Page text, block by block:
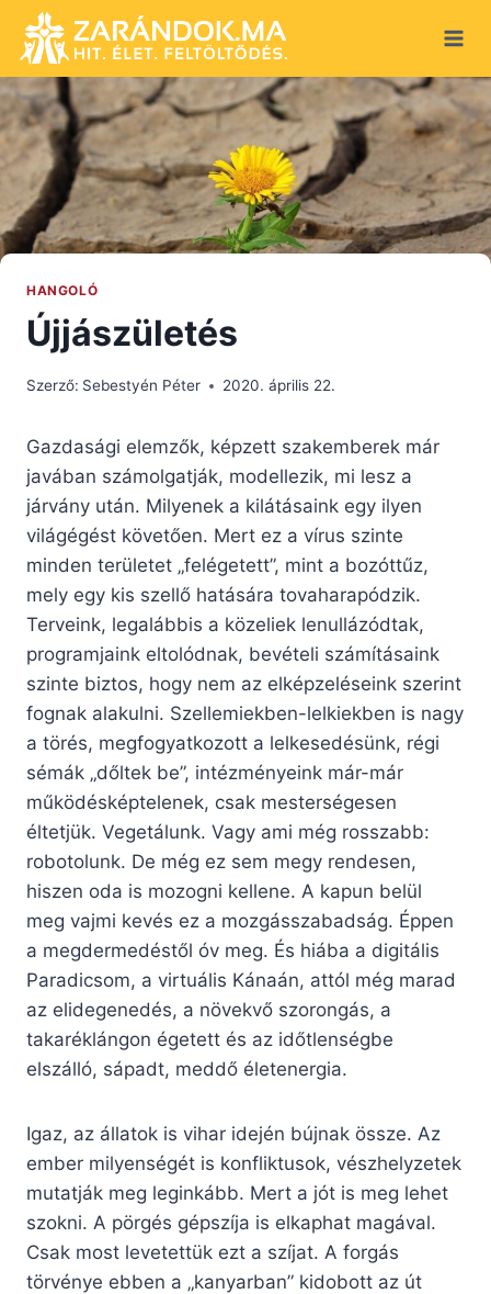
content
HANGOLÓ
Újjászületés
Szerző: Sebestyén Péter 2020. április 22.
Gazdasági elemzők, képzett szakemberek már
javában számolgatják, modellezik, mi lesz a
járvány után. Milyenek a kilátásaink egy ilyen
világégést követően. Mert ez a vírus szinte
minden területet „felégetett”, mint a bozóttűz,
mely egy kis szellő hatására tovaharapódzik.
Terveink, legalábbis a közeliek lenullázódtak,
programjaink eltolódnak, bevételi számításaink
szinte biztos, hogy nem az elképzeléseink szerint
fognak alakulni. Szellemiekben-lelkiekben is nagy
a törés, megfogyatkozott a lelkesedésünk, régi
sémák „dőltek be”, intézményeink már-már
működésképtelenek, csak mesterségesen
éltetjük. Vegetálunk. Vagy ami még rosszabb:
robotolunk. De még ez sem megy rendesen,
hiszen oda is mozogni kellene. A kapun belül
meg vajmi kevés ez a mozgásszabadság. Éppen
a megdermedéstől óv meg. És hiába a digitális
Paradicsom, a virtuális Kánaán, attól még marad
az elidegenedés, a növekvő szorongás, a
takaréklángon égetett és az időtlenségbe
elszálló, sápadt, meddő életenergia.
Igaz, az állatok is vihar idején bújnak össze. Az
ember milyenségét is konfliktusok, vészhelyzetek
mutatják meg leginkább. Mert a jót is meg lehet
szokni. A pörgés gépszíja is elkaphat magával.
Csak most levetettük ezt a szíjat. A forgás
törvénye ebben a „kanyarban” kidobott az út